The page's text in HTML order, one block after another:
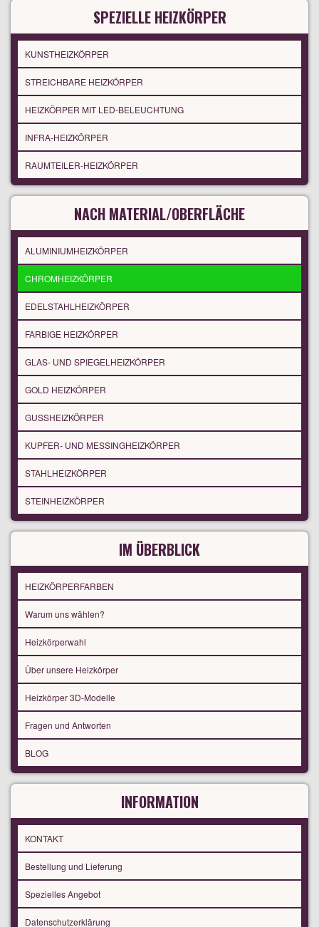
SPEZIELLE HEIZKÖRPER
KUNSTHEIZKÖRPER
STREICHBARE HEIZKÖRPER
HEIZKÖRPER MIT LED-BELEUCHTUNG
INFRA-HEIZKÖRPER
RAUMTEILER-HEIZKÖRPER
NACH MATERIAL/OBERFLÄCHE
ALUMINIUMHEIZKÖRPER
CHROMHEIZKÖRPER
EDELSTAHLHEIZKÖRPER
FARBIGE HEIZKÖRPER
GLAS- UND SPIEGELHEIZKÖRPER
GOLD HEIZKÖRPER
GUSSHEIZKÖRPER
KUPFER- UND MESSINGHEIZKÖRPER
STAHLHEIZKÖRPER
STEINHEIZKÖRPER
IM ÜBERBLICK
HEIZKÖRPERFARBEN
Warum uns wählen?
Heizkörperwahl
Über unsere Heizkörper
Heizkörper 3D-Modelle
Fragen und Antworten
BLOG
INFORMATION
KONTAKT
Bestellung und Lieferung
Spezielles Angebot
Datenschutzerklärung